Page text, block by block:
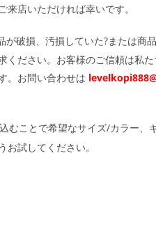
店いただければ幸いです。
が破損、汚損していた?または商
ださい。お客様のご信頼は私た
。お問い合わせは
むことで希望なサイズ/カラー、
試してください。